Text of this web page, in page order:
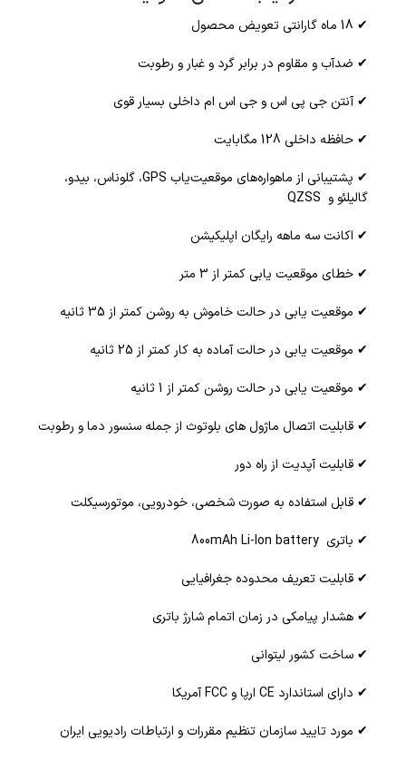
✔ 18 ماه گارانتی تعویض محصول
✔ ضدآب و مقاوم در برابر گرد و غبار و رطوبت
✔ آنتن جی پی اس و جی اس ام داخلی بسیار قوی
✔ حافظه داخلی 128 مگابایت
✔ پشتیبانی از ماهواره‌های موقعیت‌یاب GPS، گلوناس، بیدو،
گالیلئو و QZSS
✔ اکانت سه ماهه رایگان اپلیکیشن
✔ خطای موقعیت یابی کمتر از 3 متر
✔ موقعیت یابی در حالت خاموش به روشن کمتر از 35 ثانیه
✔ موقعیت یابی در حالت آماده به کار کمتر از 25 ثانیه
✔ موقعیت یابی در حالت روشن کمتر از 1 ثانیه
✔ قابلیت اتصال ماژول های بلوتوث از جمله سنسور دما و رطوبت
✔ قابلیت آپدیت از راه دور
✔ قابل استفاده به صورت شخصی، خودرویی، موتورسیکلت
✔ باتری 800mAh Li-Ion battery
✔ قابلیت تعریف محدوده جغرافیایی
✔ هشدار پیامکی در زمان اتمام شارژ باتری
✔ ساخت کشور لیتوانی
✔ دارای استاندارد CE ارپا و FCC آمریکا
✔ مورد تایید سازمان تنظیم مقررات و ارتباطات رادیویی ایران